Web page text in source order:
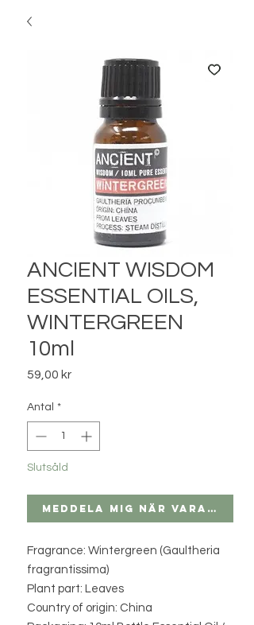
ANCIENT WISDOM
ESSENTIAL OILS,
WINTERGREEN
10ml
59,00 krPris
Antal *
Slutsåld
Meddela mig när varan
Fragrance: Wintergreen (Gaultheria
fragrantissima)
Plant part: Leaves
Country of origin: China